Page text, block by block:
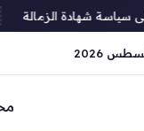
شهادة الزمالة